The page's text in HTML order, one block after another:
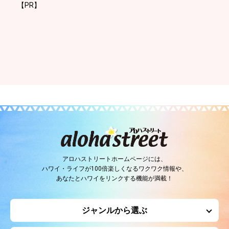
【PR】
アロハストリートホームページには、
ハワイ・ライフが100倍楽しくなるワクワク情報や、
あなたとハワイをリンクする機能が満載！
ジャンルから選ぶ